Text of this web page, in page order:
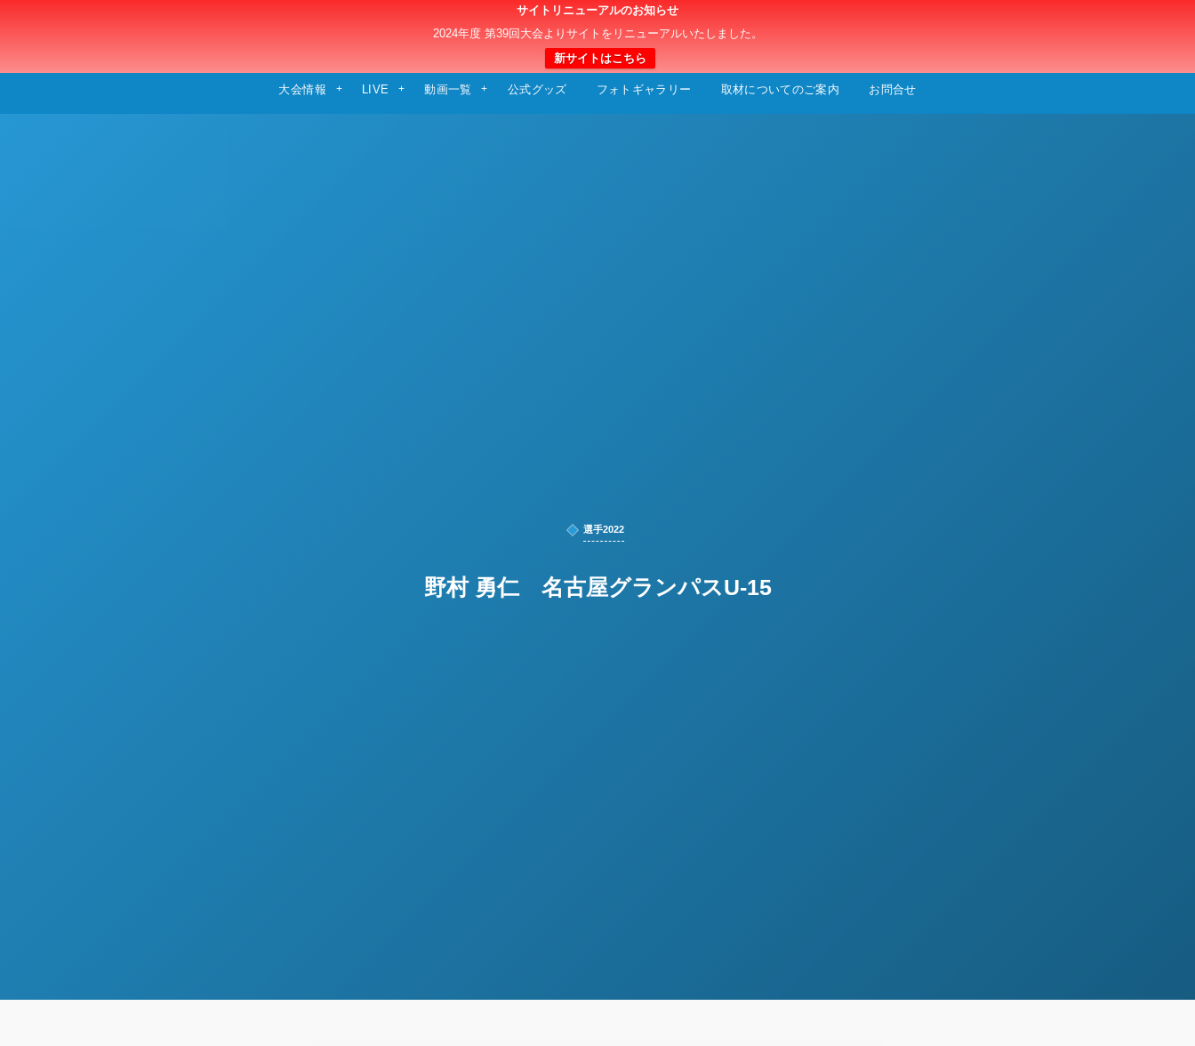
サイトリニューアルのお知らせ
2024年度 第39回大会よりサイトをリニューアルいたしました。
新サイトはこちら
日本クラブユースサッカー選手権（U-15）大会
大会情報 LIVE 動画一覧 公式グッズ フォトギャラリー 取材についてのご案内 お問合せ
選手2022
野村 勇仁 名古屋グランパスU-15